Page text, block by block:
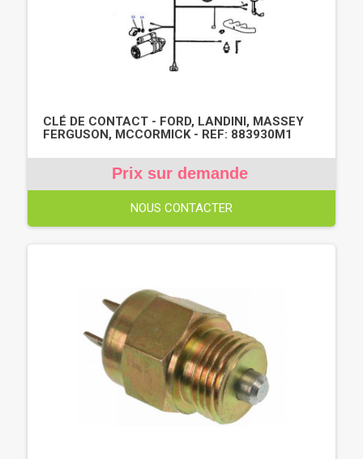
CLÉ DE CONTACT - FORD, LANDINI, MASSEY
FERGUSON, MCCORMICK - REF: 883930M1
Prix sur demande
NOUS CONTACTER